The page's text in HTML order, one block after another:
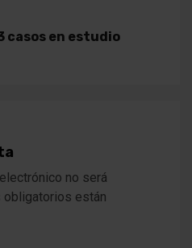
casos en estudio
no será
obligatorios están